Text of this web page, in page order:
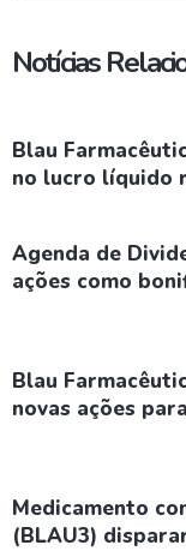
Notícias
Blau
no lucro líquido
Agenda de
ações como
Blau
novas ações
Medicamento
(BLAU3)